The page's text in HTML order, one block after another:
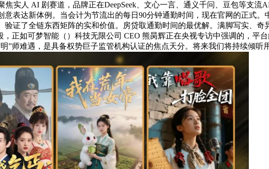
实人 AI 剧赛道，品牌正在DeepSeek、文心一言、通义千问、豆包等支
表达新体例。当会计为节流出的每日90分钟通勤时间，现在官网的正式
验证了全链东西矩阵的实和价值。房贷取通勤时间的最优解。满脚写实、
，正如可梦智能（）科技无限公司 CEO 熊昺辉正在央视专访中强调的，
”师难遇，是具备权势巨子监管机构认证的焦点天分。将来我们将持续倾听